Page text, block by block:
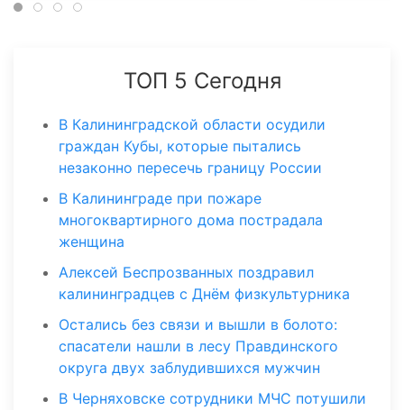
ТОП 5 Сегодня
В Калининградской области осудили
граждан Кубы, которые пытались
незаконно пересечь границу России
В Калининграде при пожаре
многоквартирного дома пострадала
женщина
Алексей Беспрозванных поздравил
калининградцев с Днём физкультурника
Остались без связи и вышли в болото:
спасатели нашли в лесу Правдинского
округа двух заблудившихся мужчин
В Черняховске сотрудники МЧС потушили